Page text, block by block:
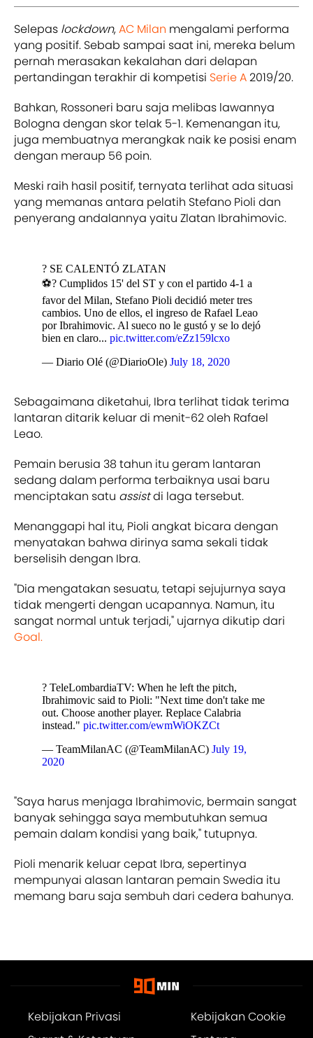
Selepas lockdown,AC Milan mengalami performa
yang positif. Sebab sampai saat ini, mereka belum
pernah merasakan kekalahan dari delapan
pertandingan terakhir di kompetisi Serie A2019/20.
Bahkan, Rossoneri baru saja melibas lawannya
Bologna dengan skor telak 5-1. Kemenangan itu,
juga membuatnya merangkak naik ke posisi enam
dengan meraup 56 poin.
Meski raih hasil positif, ternyata terlihat ada situasi
yang memanas antara pelatih Stefano Pioli dan
penyerang andalannya yaitu Zlatan Ibrahimovic.
? SE CALENTÓ ZLATAN
⚽? Cumplidos 15' del ST y con el partido 4-1 a
favor del Milan, Stefano Pioli decidió meter tres
cambios. Uno de ellos, el ingreso de Rafael Leao
por Ibrahimovic. Al sueco no le gustó y se lo dejó
bien en claro... pic.twitter.com/eZz159lcxo
— Diario Olé (@DiarioOle) July 18, 2020
Sebagaimana diketahui, Ibra terlihat tidak terima
lantaran ditarik keluar di menit-62 oleh Rafael
Leao.
Pemain berusia 38 tahun itu geram lantaran
sedang dalam performa terbaiknya usai baru
menciptakan satu assistdi laga tersebut.
Menanggapi hal itu, Pioli angkat bicara dengan
menyatakan bahwa dirinya sama sekali tidak
berselisih dengan Ibra.
"Dia mengatakan sesuatu, tetapi sejujurnya ​​saya
tidak mengerti dengan ucapannya. Namun, itu
sangat normal untuk terjadi," ujarnya dikutip dari
Goal.
?️ TeleLombardiaTV: When he left the pitch,
Ibrahimovic said to Pioli: "Next time don't take me
out. Choose another player. Replace Calabria
instead." pic.twitter.com/ewmWiOKZCt
— TeamMilanAC (@TeamMilanAC) July 19,
2020
"Saya harus menjaga Ibrahimovic, bermain sangat
banyak sehingga saya membutuhkan semua
pemain dalam kondisi yang baik," tutupnya.
Pioli menarik keluar cepat Ibra, sepertinya
mempunyai alasan lantaran pemain Swedia itu
memang baru saja sembuh dari cedera bahunya.
Kebijakan Privasi
Kebijakan Cookie